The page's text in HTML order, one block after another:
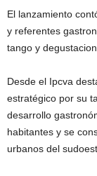
El lanzamiento
y referentes
tango y
Desde el Ipcva
estratégico por su
desarrollo
habitantes y se
urbanos del